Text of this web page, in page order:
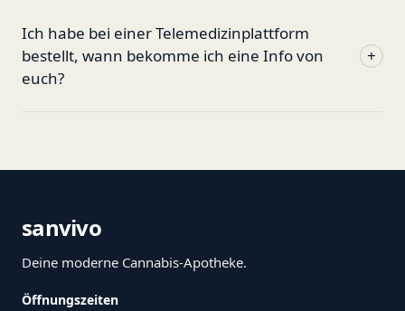
Ich habe bei einer Telemedizinplattform
bestellt, wann bekomme ich eine Info von
euch?
+
sanvivo
Deine moderne Cannabis-Apotheke.
Öffnungszeiten